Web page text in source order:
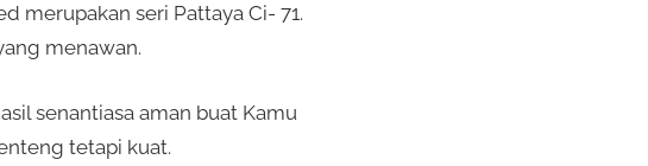
merupakan seri Pattaya Ci- 71.
menawan.
senantiasa aman buat Kamu
tetapi kuat.